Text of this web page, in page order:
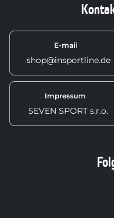
E-mail
shop@insportline.de
Impressum
SEVEN SPORT s.r.o.